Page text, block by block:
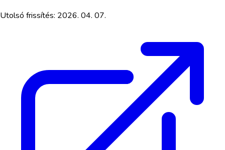
Utolsó frissítés: 2026. 04. 07.